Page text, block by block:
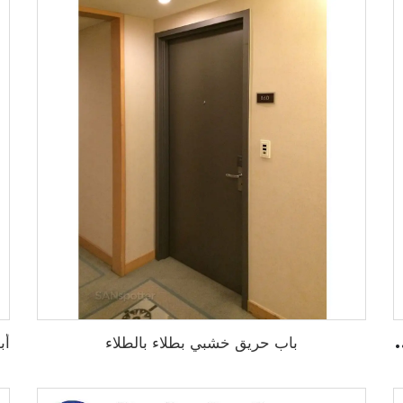
باب معدني للطوارئ باب حريق خشبي بطلاء بالطلاء